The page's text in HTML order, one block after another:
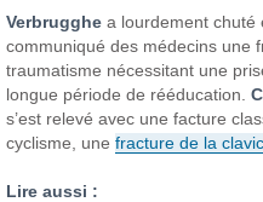
Verbrugghe a lourdement chuté
communiqué des médecins une
traumatisme nécessitant une
longue période de rééducation.
s’est relevé avec une facture
cyclisme, unefracture de la
Lire aussi :